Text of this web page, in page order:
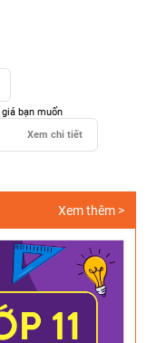
bạn muốn
Xem chi tiết
Xem thêm >